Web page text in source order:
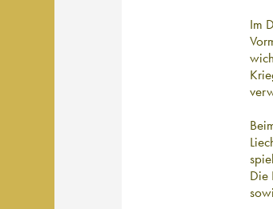
Im
Die